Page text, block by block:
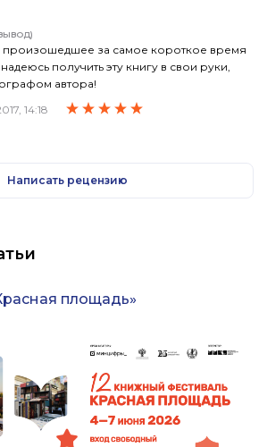
произошедшее за самое короткое время
получить эту книгу в свои руки,
автора!
14:18
Написать рецензию
площадь»